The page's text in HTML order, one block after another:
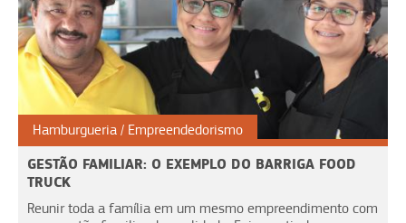
Hamburgueria Empreendedorismo
GESTÃO FAMILIAR: O EXEMPLO DO BARRIGA FOOD
TRUCK
Reunir toda a família em um mesmo empreendimento com